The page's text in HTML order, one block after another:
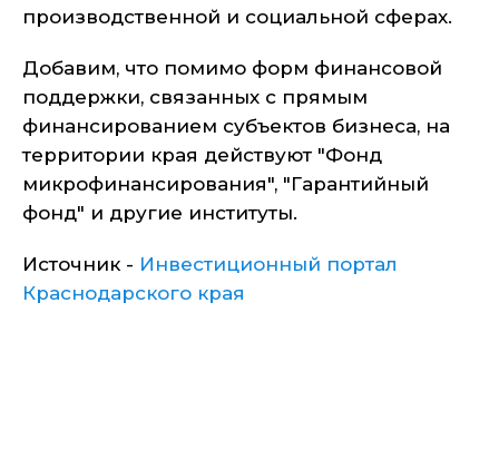
производственной и социальной сферах.
Добавим, что помимо форм финансовой
поддержки, связанных с прямым
финансированием субъектов бизнеса, на
территории края действуют "Фонд
микрофинансирования", "Гарантийный
фонд" и другие институты.
Источник - Инвестиционный портал
Краснодарского края